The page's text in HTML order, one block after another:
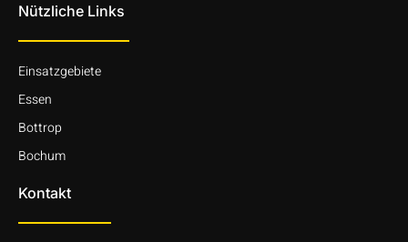
Nützliche Links
Einsatzgebiete
Essen
Bottrop
Bochum
Kontakt